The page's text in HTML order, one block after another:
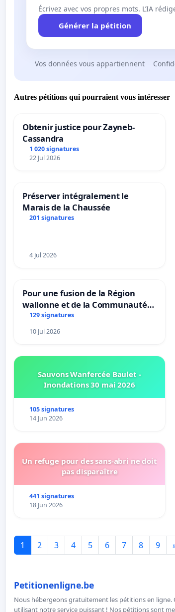
Écrivez avec vos propres mots. L’IA
Générer la pétition
Vos données vous appartiennent
Autres pétitions qui pourraient vous intéresser
Obtenir justice pour Zayneb-
Cassandra
1 020 signatures
22 Jul 2026
Préserver intégralement le
Marais de la Chaussée
201 signatures
4 Jul 2026
Pour une fusion de la Région
wallonne et de la Communauté
française (Fédération Wallonie-
Bruxelles)
129 signatures
10 Jul 2026
Sauvons Wanfercée Baulet -
Inondations 30 mai 2026
105 signatures
14 Jun 2026
Un refuge pour des sans-abri ne doit
pas disparaître
441 signatures
18 Jun 2026
1 2 3 4 5 6 7 8 9
Petitionenligne.be
Nous hébergeons gratuitement les pétitions en
utilisant notre service puissant ! Nos pétitions sont